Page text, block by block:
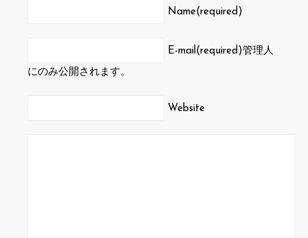
Name(required)
E-mail(required)管理人
にのみ公開されます。
Website